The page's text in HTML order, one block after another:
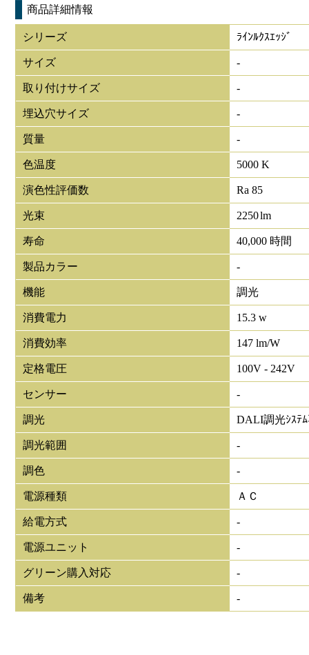
商品詳細情報
シリーズ ﾗｲﾝﾙｸｽｴｯｼﾞ
サイズ -
取り付けサイズ -
埋込穴サイズ -
質量 -
色温度 5000 K
演色性評価数 Ra 85
光束 2250lm
寿命 40,000 時間
製品カラー -
機能 調光
消費電力 15.3 w
消費効率 147 lm/W
定格電圧 100V - 242V
センサー -
調光 DALI調光ｼｽﾃ
調光範囲 -
調色 -
電源種類 ＡＣ
給電方式 -
電源ユニット -
グリーン購入対応 -
備考 -